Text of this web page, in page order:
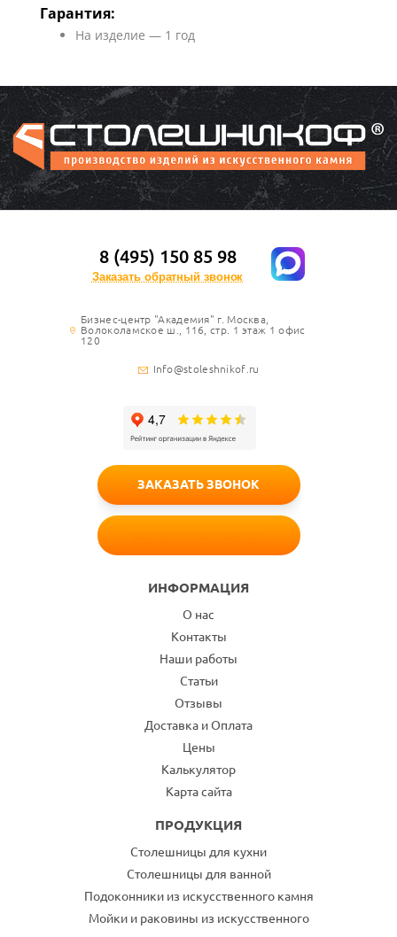
Гарантия:
На изделие — 1 год
8 (495) 150 85 98
Заказать обратный звонок
Бизнес-центр "Академия" г. Москва,
Волоколамское ш., 116, стр. 1 этаж 1 офис
120
Info@stoleshnikof.ru
ИНФОРМАЦИЯ
О нас
Контакты
Наши работы
Статьи
Отзывы
Доставка и Оплата
Цены
Калькулятор
Карта сайта
ПРОДУКЦИЯ
Столешницы для кухни
Столешницы для ванной
Подоконники из искусственного камня
Мойки и раковины из искусственного
ЗАКАЗАТЬ ЗВОНОК